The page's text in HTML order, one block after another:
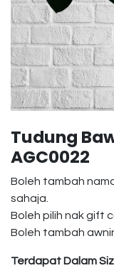
Tudung
AGC0022
Boleh tambah
sahaja.
Boleh pilih nak gift
Boleh tambah
Terdapat Dalam